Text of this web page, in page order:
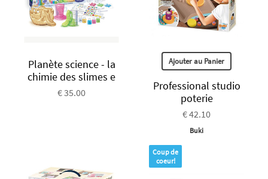
Planète science - la
chimie des slimes e
€ 35.00
Ajouter au Panier
Professional studio
poterie
€ 42.10
Buki
Coup de
coeur!